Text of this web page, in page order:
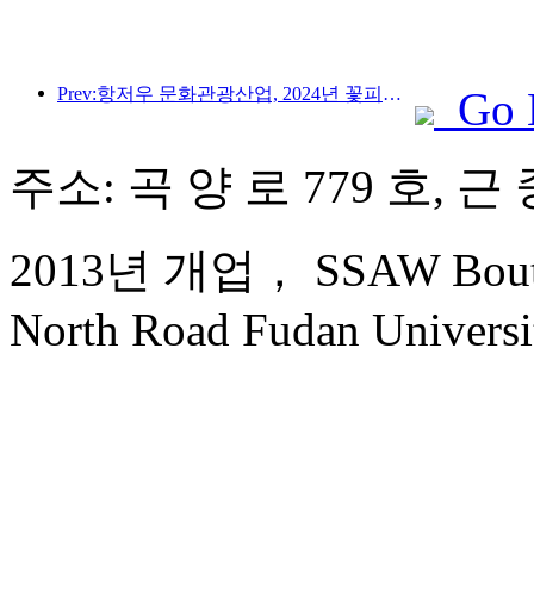
Prev:항저우 문화관광산업, 2024년 꽃피운다…문화부가가치 3400억 돌파, 유입 관광객 2배로 증가
Go
주소: 곡 양 로 779 호, 근
2013년 개업， SSAW
North Road Fudan